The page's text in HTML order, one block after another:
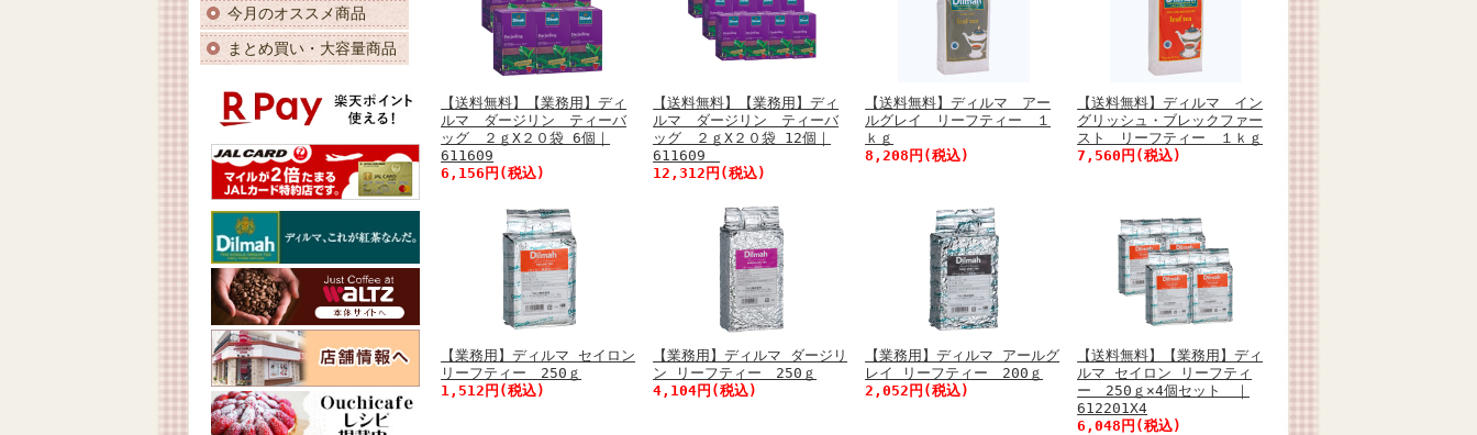
今月のオススメ商品
まとめ買い・大容量商品
【送料無料】【業務用】ディ
ルマ ダージリン ティーバ
ッグ ２ｇX２０袋 6個｜
611609
6,156円(税込)
【送料無料】【業務用】ディ
ルマ ダージリン ティーバ
ッグ ２ｇX２０袋 12個｜
611609
12,312円(税込)
【送料無料】ディルマ アー
ルグレイ リーフティー １
ｋｇ
8,208円(税込)
【送料無料】ディルマ イン
グリッシュ・ブレックファー
スト リーフティー １ｋｇ
7,560円(税込)
【業務用】ディルマ セイロン
リーフティー 250ｇ
1,512円(税込)
【業務用】ディルマ ダージリ
ン リーフティー 250ｇ
4,104円(税込)
【業務用】ディルマ アールグ
レイ リーフティー 200ｇ
2,052円(税込)
【送料無料】【業務用】ディ
ルマ セイロン リーフティ
ー 250ｇ×4個セット ｜
612201X4
6,048円(税込)